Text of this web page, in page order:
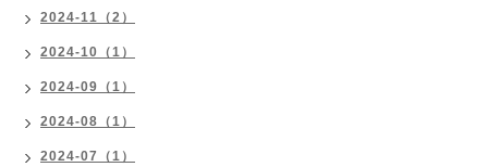
2024-11（2）
2024-10（1）
2024-09（1）
2024-08（1）
2024-07（1）